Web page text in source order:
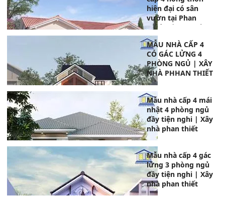
hiện đại có sân
vườn tại Phan
Thiết, Bình Thuận
MẪU NHÀ CẤP 4
CÓ GÁC LỬNG 4
PHÒNG NGỦ | XÂY
NHÀ PHHAN THIẾT
Mẫu nhà cấp 4 mái
nhật 4 phòng ngủ
đầy tiện nghi | Xây
nhà phan thiết
Mẫu nhà cấp 4 gác
lửng 3 phòng ngủ
đầy tiện nghi | Xây
nhà phan thiết